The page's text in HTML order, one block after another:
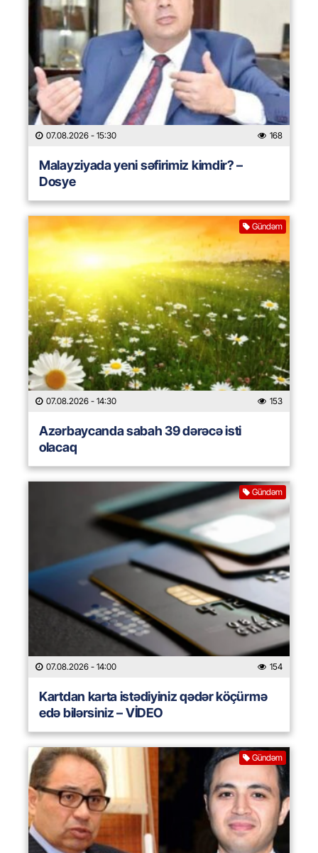
07.08.2026 - 15:30 168
Malayziyada yeni səfirimiz kimdir? –
Dosye
Gündəm
07.08.2026 - 14:30 153
Azərbaycanda sabah 39 dərəcə isti
olacaq
Gündəm
07.08.2026 - 14:00 154
Kartdan karta istədiyiniz qədər köçürmə
edə bilərsiniz – VİDEO
Gündəm